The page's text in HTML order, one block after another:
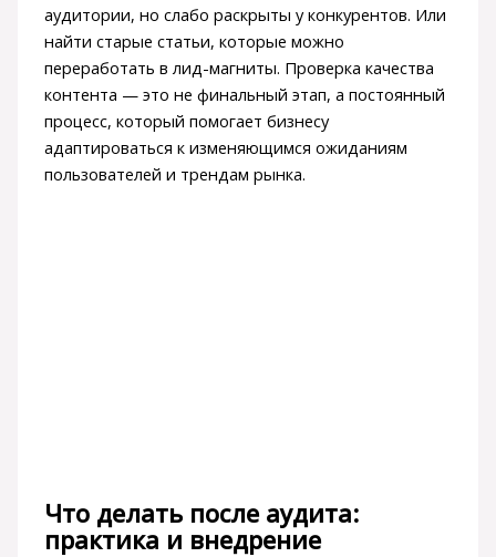
аудитории, но слабо раскрыты у конкурентов. Или
найти старые статьи, которые можно
переработать в лид-магниты. Проверка качества
контента — это не финальный этап, а постоянный
процесс, который помогает бизнесу
адаптироваться к изменяющимся ожиданиям
пользователей и трендам рынка.
Что делать после аудита:
практика и внедрение